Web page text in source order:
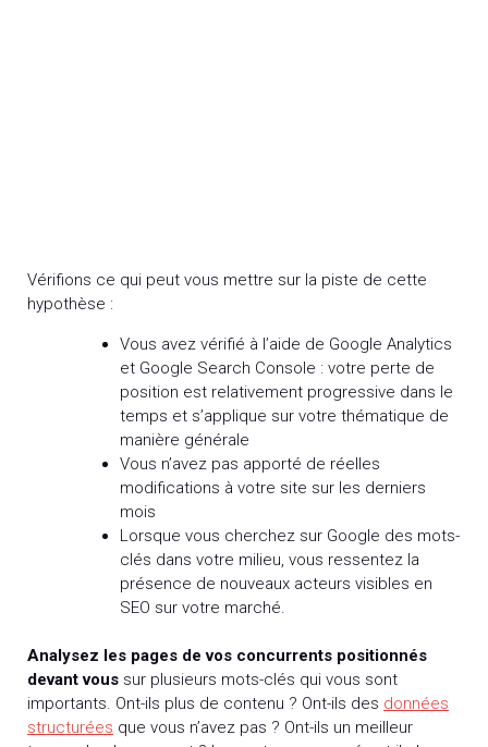
Vérifions ce qui peut vous mettre sur la piste de cette
hypothèse :
Vous avez vérifié à l’aide de Google Analytics
et Google Search Console : votre perte de
position est relativement progressive dans le
temps et s’applique sur votre thématique de
manière générale
Vous n’avez pas apporté de réelles
modifications à votre site sur les derniers
mois
Lorsque vous cherchez sur Google des mots-
clés dans votre milieu, vous ressentez la
présence de nouveaux acteurs visibles en
SEO sur votre marché.
Analysez les pages de vos concurrents positionnés
devant vous sur plusieurs mots-clés qui vous sont
importants. Ont-ils plus de contenu ? Ont-ils des données
structurées que vous n’avez pas ? Ont-ils un meilleur